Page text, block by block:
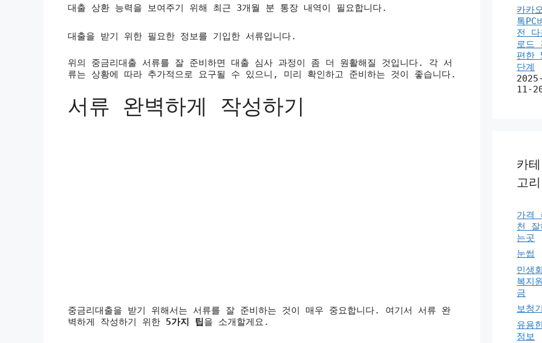
대출 상환 능력을 보여주기 위해 최근 3개월 분 통장 내역이 필요합니다.
대출을 받기 위한 필요한 정보를 기입한 서류입니다.
위의 중금리대출 서류를 잘 준비하면 대출 심사 과정이 좀 더 원활해질 것입니다. 각 서
류는 상황에 따라 추가적으로 요구될 수 있으니, 미리 확인하고 준비하는 것이 좋습니다.
서류 완벽하게 작성하기
중금리대출을 받기 위해서는 서류를 잘 준비하는 것이 매우 중요합니다. 여기서 서류 완
벽하게 작성하기 위한 5가지 팁을 소개할게요.
카카오
톡PC
전 다
로드
편한
단계
2025-
11-
카테
고리
가격
천 잘
는곳
눈썹
민생회
복지원
금
보청기
유용
정보